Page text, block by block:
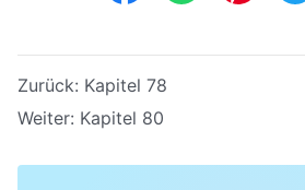
Zurück: Kapitel 78
Weiter: Kapitel 80